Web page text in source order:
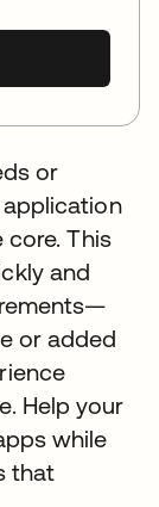
or
This
and
or added
Help your
while
that